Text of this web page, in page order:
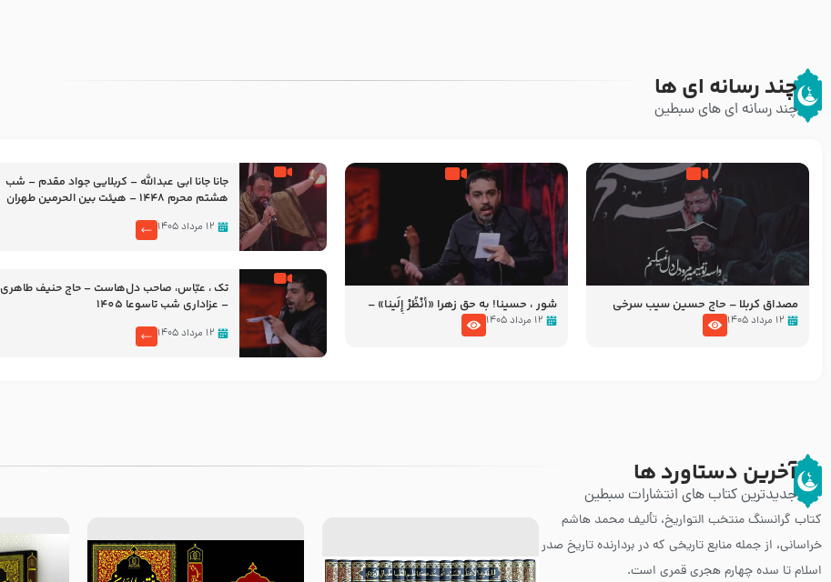
چند رسانه ای ها
چند رسانه ای های سبطین
مصداق کربلا – حاج حسین سیب سرخی
۱۲ مرداد ۱۴۰۵
شور ، حسینا! به‌ حق زهرا «أُنْظُرْ إِلَینا» –
عزاداری شب هفتم ماه محرّم 1405
۱۲ مرداد ۱۴۰۵
جانا جانا ابی عبدالله – کربلایی جواد مقدم – شب
هشتم محرم 1448 – هیئت بین الحرمین طهران
۱۲ مرداد ۱۴۰۵
تک ، عبّاس، صاحب دل‌هاست – حاج حنیف طاهری
– عزاداری شب تاسوعا 1405
۱۲ مرداد ۱۴۰۵
آخرین دستاورد ها
جدیدترین کتاب های انتشارات سبطین
کتاب گرانسنگ منتخب التواريخ، تألیف محمد هاشم
خراسانی، از جمله منابع تاریخی که در بردارنده تاریخ صدر
اسلام تا سده چهارم هجری قمری است.